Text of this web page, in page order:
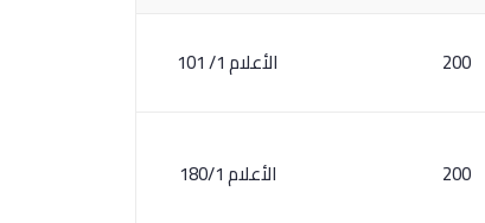
200 الأعلام 1/ 101
200 الأعلام 180/1